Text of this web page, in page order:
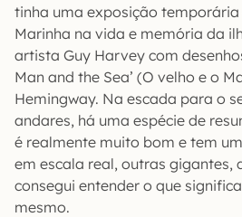
tinha uma exposição
Marinha na vida e memória da
artista Guy Harvey com
Man and the Sea’ (O velho e o
Hemingway. Na escada para o
andares, há uma espécie de
é realmente muito bom e tem
em escala real, outras gigantes,
consegui entender o que
mesmo.